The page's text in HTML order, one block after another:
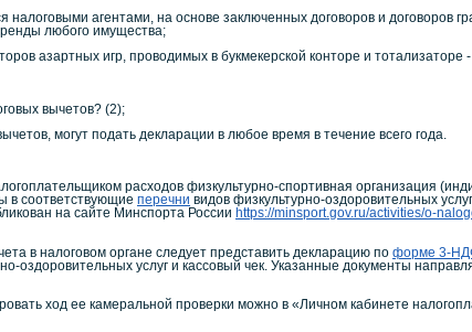
агентами, на основе заключенных договоров и договоров
любого имущества;
азартных игр, проводимых в букмекерской конторе и тотализаторе
вычетов? (2);
могут подать декларации в любое время в течение всего года.
расходов физкультурно-спортивная организация
в соответствующие перечни видов физкультурно-оздоровительных
на сайте Минспорта России https://minsport.gov.ru/activities/o-
в налоговом органе следует представить декларацию по форме 3-
услуг и кассовый чек. Указанные документы
ход ее камеральной проверки можно в «Личном кабинете